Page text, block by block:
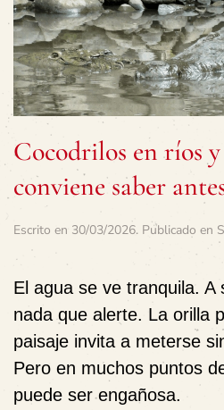
Cocodrilos en ríos
conviene saber
Escrito en 30/03/2026. Publicado en
El agua se ve tranquila. A
nada que alerte. La orilla
paisaje invita a meterse
Pero en muchos puntos
puede ser engañosa.